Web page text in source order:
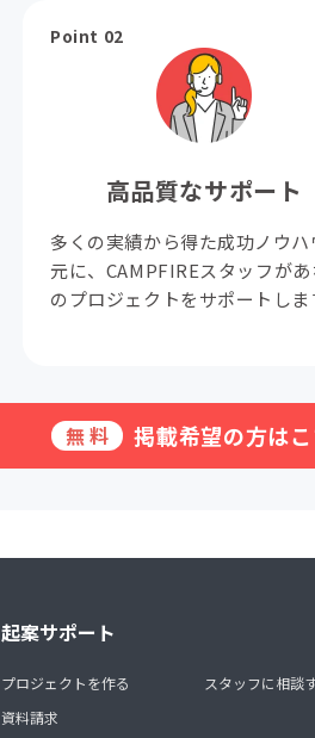
Point 02
高品質なサポート
多くの実績から得た成功ノウハ
元に、CAMPFIREスタッフがあ
のプロジェクトをサポートしま
無料 掲載希望の方は
起案サポート
プロジェクトを作る
資料請求
スタッフに相談